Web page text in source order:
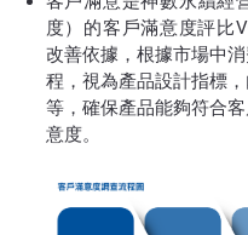
度）的客戶滿意度評比
改善依據，根據市場中
程，視為產品設計指標
等，確保產品能夠符合
意度。